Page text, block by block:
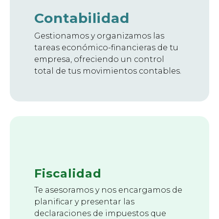
Contabilidad
Gestionamos y organizamos las
tareas económico-financieras de tu
empresa, ofreciendo un control
total de tus movimientos contables.
Fiscalidad
Te asesoramos y nos encargamos de
planificar y presentar las
declaraciones de impuestos que